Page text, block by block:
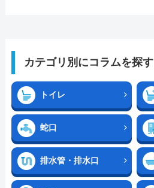
カテゴリ別にコラムを探す
トイレ
蛇口
排水管・排水口